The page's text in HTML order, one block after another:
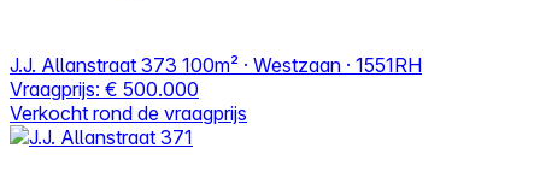
J.J. Allanstraat 373 100m² · Westzaan · 1551RH
Vraagprijs: € 500.000
Verkocht rond de vraagprijs